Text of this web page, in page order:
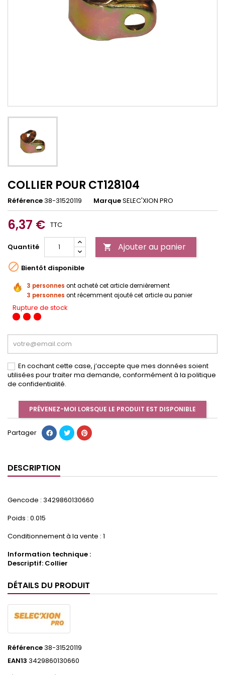
COLLIER POUR CT128104
Référence38-31520119 MarqueSELEC'XION PRO
6,37 € TTC
Quantité  Ajouter au panier
 Bientôt disponible
3 personnes ont acheté cet article dernièrement
3 personnes ont récemment ajouté cet article au panier
Rupture de stock
En cochant cette case, j’accepte que mes données soient
utilisées pour traiter ma demande, conformément à la politique
de confidentialité.
PRÉVENEZ-MOI LORSQUE LE PRODUIT EST DISPONIBLE
Partager
DESCRIPTION
Gencode : 3429860130660
Poids : 0.015
Conditionnement à la vente : 1
Information technique :
Descriptif: Collier
DÉTAILS DU PRODUIT
Référence38-31520119
EAN13 3429860130660